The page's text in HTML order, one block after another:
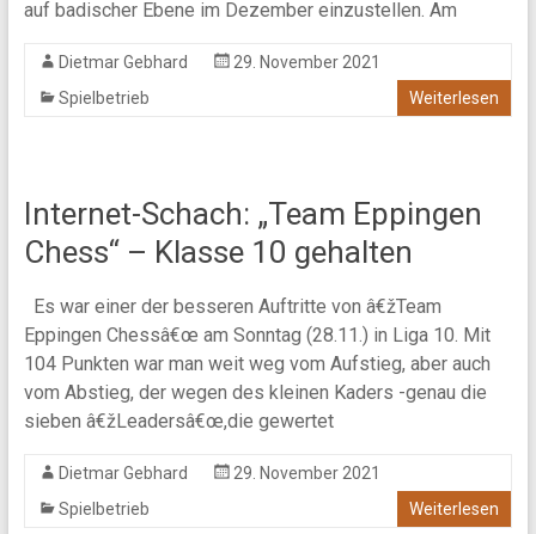
auf badischer Ebene im Dezember einzustellen. Am
Dietmar Gebhard
29. November 2021
Spielbetrieb
Weiterlesen
Internet-Schach: „Team Eppingen
Chess“ – Klasse 10 gehalten
Es war einer der besseren Auftritte von â€žTeam
Eppingen Chessâ€œ am Sonntag (28.11.) in Liga 10. Mit
104 Punkten war man weit weg vom Aufstieg, aber auch
vom Abstieg, der wegen des kleinen Kaders -genau die
sieben â€žLeadersâ€œ,die gewertet
Dietmar Gebhard
29. November 2021
Spielbetrieb
Weiterlesen